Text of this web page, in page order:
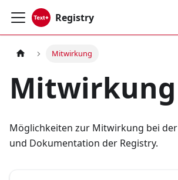
Registry
Mitwirkung
Mitwirkung
Möglichkeiten zur Mitwirkung bei
und Dokumentation der Registry.